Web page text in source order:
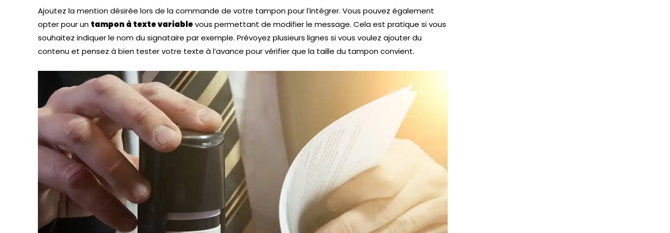
Ajoutez la mention désirée lors de la commande de votre tampon pour l’intégrer. Vous pouvez également
opter pour un tampon à texte variablevous permettant de modifier le message. Cela est pratique si vous
souhaitez indiquer le nom du signataire par exemple. Prévoyez plusieurs lignes si vous voulez ajouter du
contenu et pensez à bien tester votre texte à l’avance pour vérifier que la taille du tampon convient.